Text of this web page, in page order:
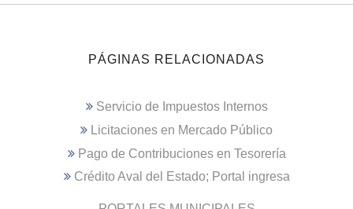
PÁGINAS RELACIONADAS
Servicio de Impuestos Internos
Licitaciones en Mercado Público
Pago de Contribuciones en Tesorería
Crédito Aval del Estado; Portal ingresa